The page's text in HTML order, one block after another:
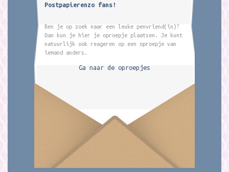
Postpapierenzo fans!
Ben je op zoek naar een leuke penvriend(in)?
Dan kun je hier je oproepje plaatsen. Je kunt
natuurlijk ook reageren op een oproepje van
iemand anders.
Ga naar de oproepjes